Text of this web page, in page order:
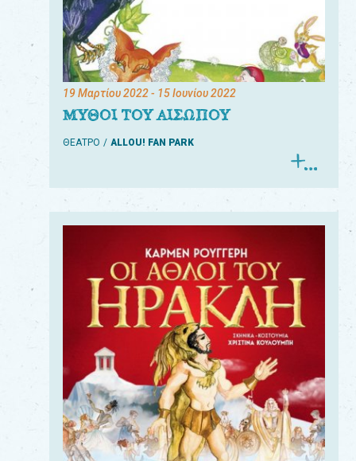
19 Μαρτίου 2022- 15 Ιουνίου 2022
ΜΥΘΟΙ ΤΟΥ ΑΙΣΩΠΟΥ
ΘΕΑΤΡΟ ALLOU! FAN PARK